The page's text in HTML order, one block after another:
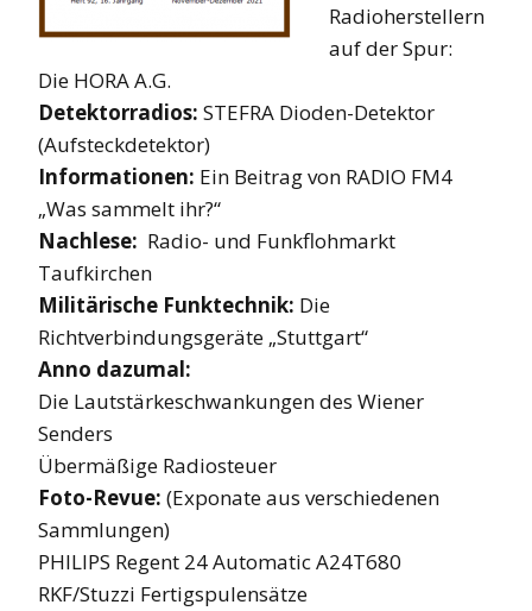
Radioherstellern
auf der Spur:
Die HORA A.G.
Detektorradios: STEFRA Dioden-Detektor
(Aufsteckdetektor)
Informationen: Ein Beitrag von RADIO FM4
„Was sammelt ihr?“
Nachlese: Radio- und Funkflohmarkt
Taufkirchen
Militärische Funktechnik: Die
Richtverbindungsgeräte „Stuttgart“
Anno dazumal:
Die Lautstärkeschwankungen des Wiener
Senders
Übermäßige Radiosteuer
Foto-Revue: (Exponate aus verschiedenen
Sammlungen)
PHILIPS Regent 24 Automatic A24T680
RKF/Stuzzi Fertigspulensätze